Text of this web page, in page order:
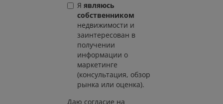
Я являюсь
собственником
недвижимости и
заинтересован в
получении
информации о
маркетинге
(консультация, обзор
рынка или оценка).
Даю согласие на